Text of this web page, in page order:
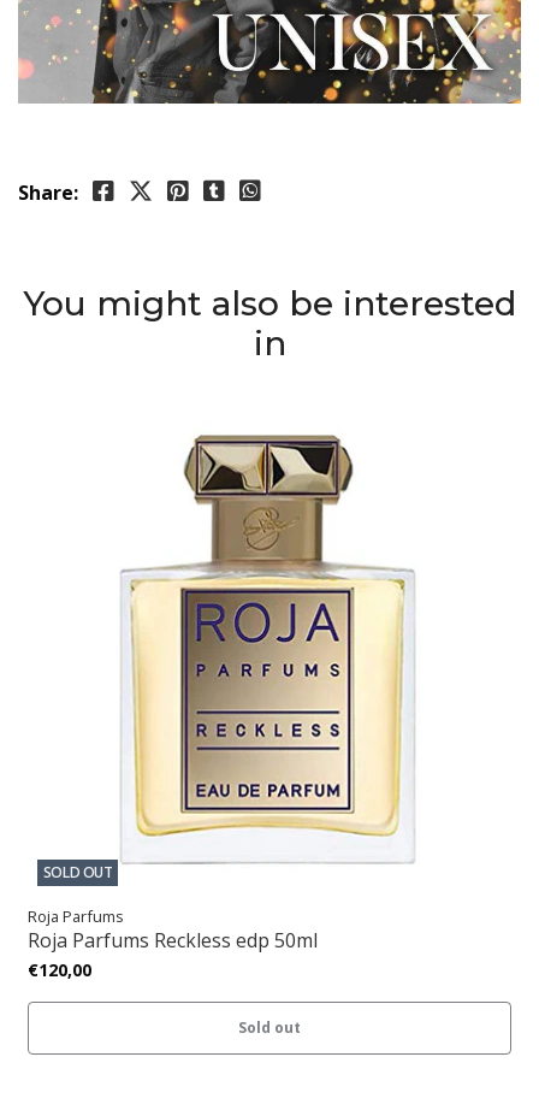
Share:
You might also be interested
in
SOLD OUT
Roja Parfums
Roja Parfums Reckless edp 50ml
€120,00
Sold out